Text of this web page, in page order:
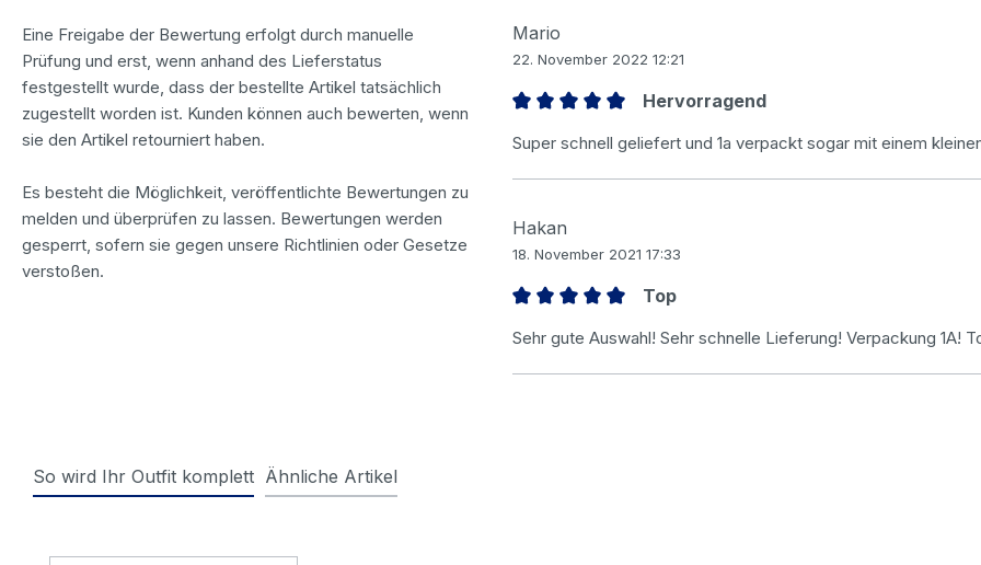
Eine Freigabe der Bewertung erfolgt durch manuelle
Prüfung und erst, wenn anhand des Lieferstatus
festgestellt wurde, dass der bestellte Artikel tatsächlich
zugestellt worden ist. Kunden können auch bewerten, wenn
sie den Artikel retourniert haben.
Es besteht die Möglichkeit, veröffentlichte Bewertungen zu
melden und überprüfen zu lassen. Bewertungen werden
gesperrt, sofern sie gegen unsere Richtlinien oder Gesetze
verstoßen.
Mario
22. November 2022 12:21
Hervorragend
Super schnell geliefert und 1a verpackt sogar mit einem
Hakan
18. November 2021 17:33
Top
Sehr gute Auswahl! Sehr schnelle Lieferung! Verpackung 1A!
So wird Ihr Outfit komplett Ähnliche Artikel